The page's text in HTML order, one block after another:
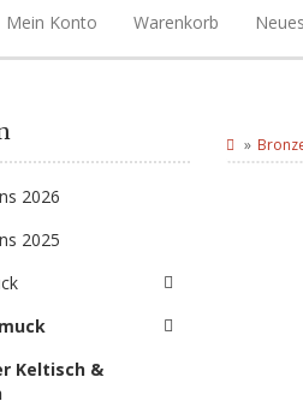
Mein Konto Warenkorb
2026
2025
Keltisch &